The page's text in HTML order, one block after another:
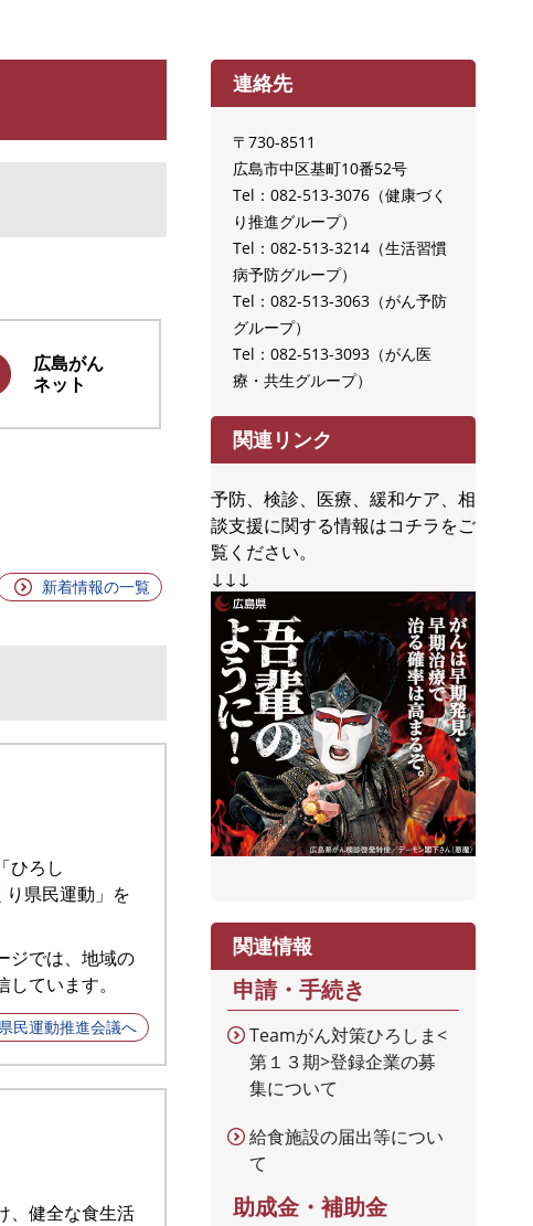
広島がん
ネット
新着情報の一覧
ひろし
り県民運動」を
ジでは、地域の
ています。
民運動推進会議へ
、健全な食生活
連絡先
〒730-8511
広島市中区基町10番52号
Tel：082-513-3076
健康づく
り推進グループ
Tel：082-513-3214
生活習慣
病予防グループ
Tel：082-513-3063
がん予防
グループ
Tel：082-513-3093
がん医
療・共生グループ
関連リンク
予防、検診、医療、緩和ケア、相
談支援に関する情報はコチラをご
覧ください。
↓↓↓
関連情報
申請・手続き
Teamがん対策ひろしま<
第１３期>登録企業の募
集について
給食施設の届出等につい
て
助成金・補助金